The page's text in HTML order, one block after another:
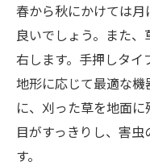
春から秋にかけては
良いでしょう。また
右します。手押しタイ
地形に応じて最適な
に、刈った草を地面
目がすっきりし、害
す。